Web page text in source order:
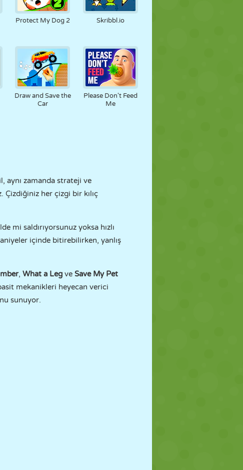
Protect My Dog 2 Skribbl.io
Draw and Save the
Car
Please Don't Feed
Me
aynı zamanda strateji ve
her çizgi bir kılıç
mi saldırıyorsunuz yoksa hızlı
içinde bitirebilirken, yanlış
, What a Leg ve Save My Pet
mekanikleri heyecan verici
sunuyor.